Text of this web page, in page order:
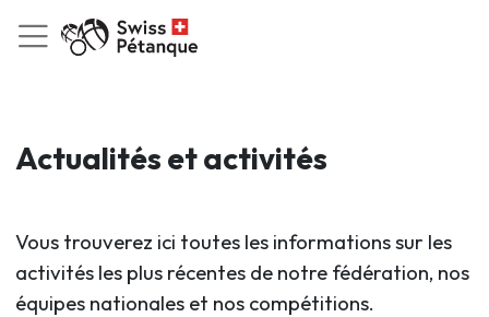
Actualités et activités
Vous trouverez ici toutes les informations sur les
activités les plus récentes de notre fédération, nos
équipes nationales et nos compétitions.